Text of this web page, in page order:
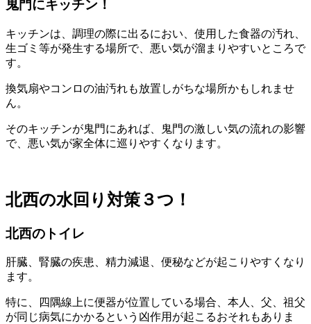
鬼門にキッチン！
キッチンは、調理の際に出るにおい、使用した食器の汚れ、
生ゴミ等が発生する場所で、悪い気が溜まりやすいところで
す。
換気扇やコンロの油汚れも放置しがちな場所かもしれませ
ん。
そのキッチンが鬼門にあれば、鬼門の激しい気の流れの影響
で、悪い気が家全体に巡りやすくなります。
北西の水回り対策３つ！
北西のトイレ
肝臓、腎臓の疾患、精力減退、便秘などが起こりやすくなり
ます。
特に、四隅線上に便器が位置している場合、本人、父、祖父
が同じ病気にかかるという凶作用が起こるおそれもありま